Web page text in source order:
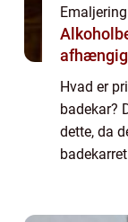
Hvad er
badekar?
dette, da